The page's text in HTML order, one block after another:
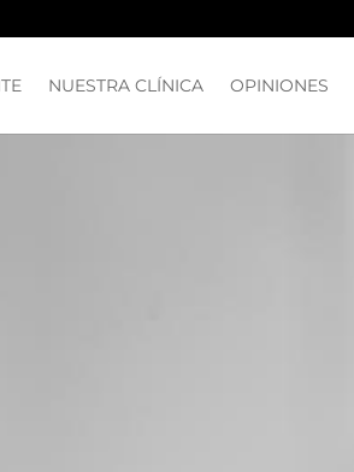
NUESTRA CLÍNICA OPINIONES